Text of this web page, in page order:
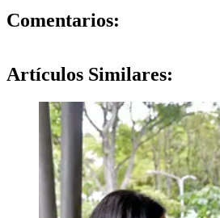
Comentarios:
Artículos Similares: